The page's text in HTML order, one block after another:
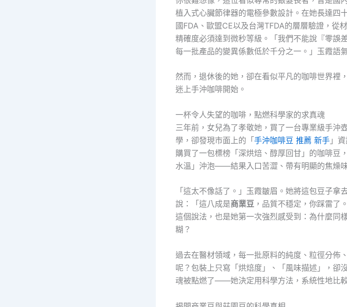
植入式心臟節律器的電極參數設計。在她長達四
國FDA、歐盟CE以及台灣TFDA的層層驗證，從
精確度必須達到微秒等級。「我們不能說『零誤
每一批產品的變異係數低於千分之一。」玉霞語
然而，退休後的她，卻在看似平凡的咖啡世界裡
迷上手沖咖啡開始。
一杯令人失望的咖啡，點燃科學家的求真魂
三年前，女兒為了孝敬她，買了一台專業級手沖
學，卻發現市面上的「手沖咖啡豆 推薦 新手 」
購買了一包標榜「深烘焙、醇厚回甘」的咖啡豆
水溫」沖泡——結果入口苦澀、帶有明顯的焦燥
「這太不像話了。」玉霞皺眉。她將這包豆子
說：「這八成是商業豆 ，品質不穩定，你踩雷了
這個說法，也是她第一次強烈感受到：為什麼同
糊？
過去在醫材領域，每一批原料的純度、粒徑分佈
呢？包裝上只寫「烘焙度」、「風味描述」，卻
魂被點燃了——她決定用科學方法，系統性地比